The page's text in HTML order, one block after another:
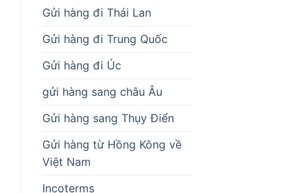
Gửi hàng đi Thái Lan
Gửi hàng đi Trung Quốc
Gửi hàng đi Úc
gửi hàng sang châu Âu
Gửi hàng sang Thụy Điển
Gửi hàng từ Hồng Kông về
Việt Nam
Incoterms